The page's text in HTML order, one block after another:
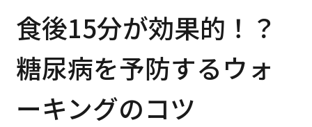
食後15分が効果的！？
糖尿病を予防するウォ
ーキングのコツ